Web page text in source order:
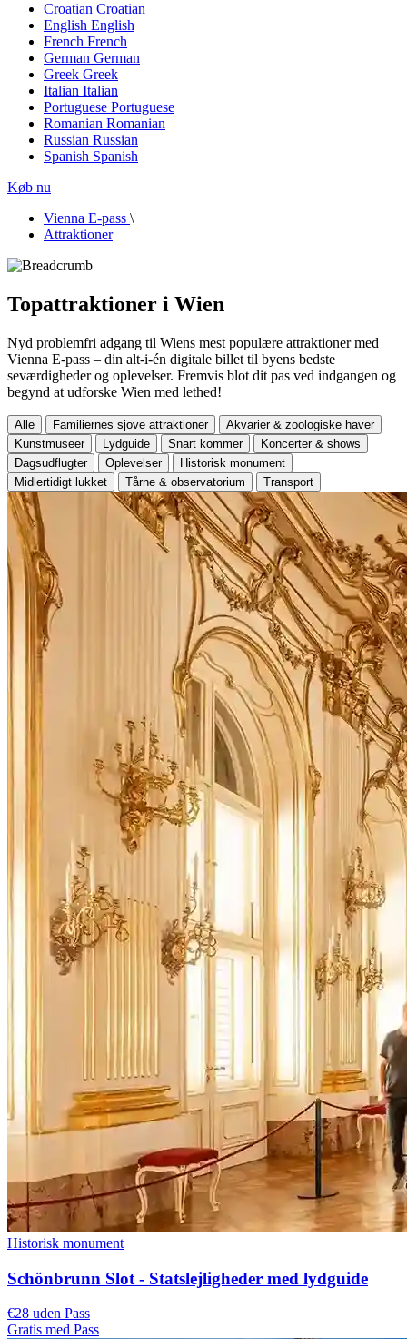
Croatian Croatian
English English
French French
German German
Greek Greek
Italian Italian
Portuguese Portuguese
Romanian Romanian
Russian Russian
Spanish Spanish
Køb nu
Vienna E-pass \
Attraktioner
Topattraktioner i Wien
Nyd problemfri adgang til Wiens mest populære attraktioner med
Vienna E-pass – din alt-i-én digitale billet til byens bedste
seværdigheder og oplevelser. Fremvis blot dit pas ved indgangen og
begynd at udforske Wien med lethed!
Alle Familiernes sjove attraktioner
Akvarier & zoologiske haver
Kunstmuseer
Lydguide Snart kommer
Koncerter & shows
Dagsudflugter
Oplevelser
Historisk monument
Midlertidigt lukket
Tårne & observatorium Transport
Historisk monument
Schönbrunn Slot - Statslejligheder med lydguide
€28 uden Pass
Gratis med Pass